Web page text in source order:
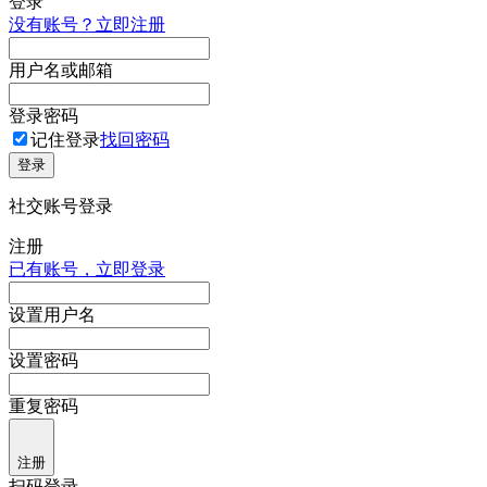
没有账号？立即注册
用户名或邮箱
登录密码
记住登录找回密码
登录
社交账号登录
注册
已有账号，立即登录
设置用户名
设置密码
重复密码
注册